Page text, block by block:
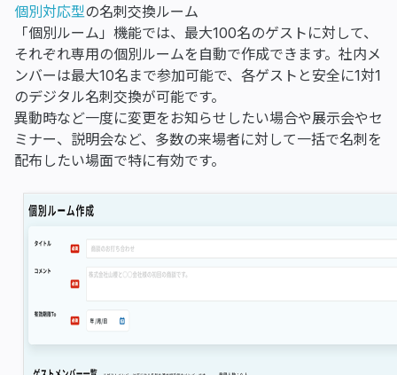
個別対応型の名刺交換ルーム
「個別ルーム」機能では、最大100名のゲストに対して、
それぞれ専用の個別ルームを自動で作成できます。社内メ
ンバーは最大10名まで参加可能で、各ゲストと安全に1対1
のデジタル名刺交換が可能です。
異動時など一度に変更をお知らせしたい場合や展示会やセ
ミナー、説明会など、多数の来場者に対して一括で名刺を
配布したい場面で特に有効です。